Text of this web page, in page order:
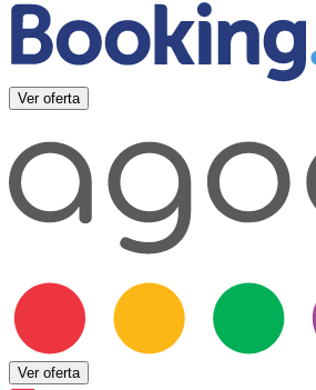
Ver oferta
Ver oferta